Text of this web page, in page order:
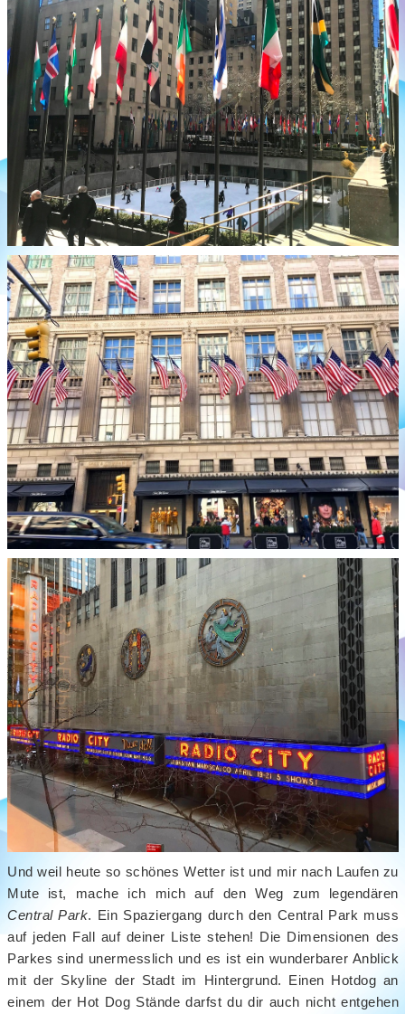
Und weil heute so schönes Wetter ist und mir nach Laufen zu
Mute ist, mache ich mich auf den Weg zum legendären
Central Park. Ein Spaziergang durch den Central Park muss
auf jeden Fall auf deiner Liste stehen! Die Dimensionen des
Parkes sind unermesslich und es ist ein wunderbarer Anblick
mit der Skyline der Stadt im Hintergrund. Einen Hotdog an
einem der Hot Dog Stände darfst du dir auch nicht entgehen